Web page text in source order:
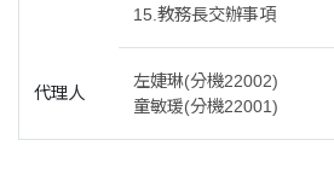
15.教務長交辦事項
代理人
左婕琳(分機22002)
童敏瑗(分機22001)